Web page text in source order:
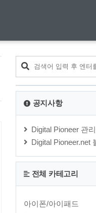
공지사항
Digital Pioneer 관리
Digital Pioneer.net
전체 카테고리
아이폰/아이패드